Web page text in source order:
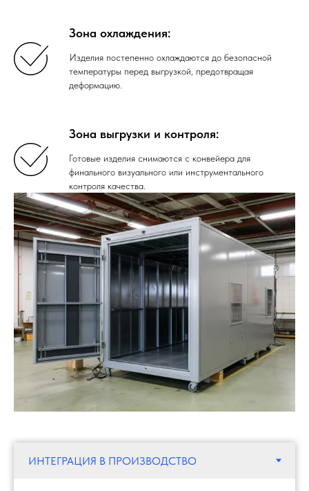
Зона охлаждения:
Изделия постепенно охлаждаются до безопасной
температуры перед выгрузкой, предотвращая
деформацию.
Зона выгрузки и контроля:
Готовые изделия снимаются с конвейера для
финального визуального или инструментального
контроля качества.